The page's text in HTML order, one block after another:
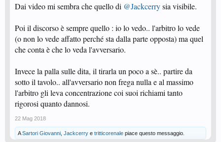
Dai video mi sembra che quello di @Jackcerrysia visibile.
Poi il discorso è sempre quello : io lo vedo.. l'arbitro lo vede
(o non lo vede affatto perché sta dalla parte opposta) ma quel
che conta è che lo veda l'avversario.
Invece la palla sulle dita, il tirarla un poco a sè.. partire da
sotto il tavolo.. all'avversario non frega nulla e al massimo
l'arbitro gli leva concentrazione coi suoi richiami tanto
rigorosi quanto dannosi.
22 Mag 2018
ASartori Giovanni Jackcerry e tritticorenale piace questo messaggio.